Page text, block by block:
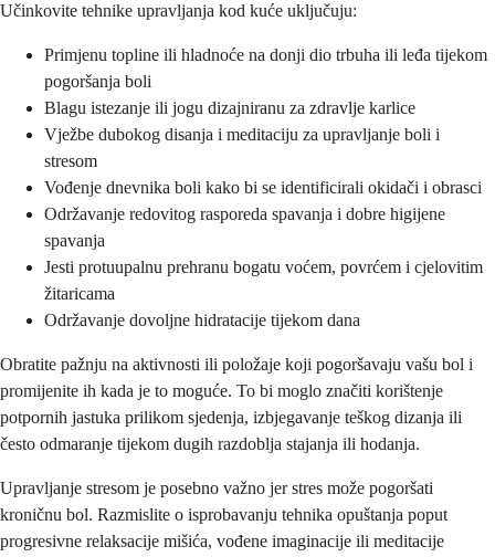
Učinkovite tehnike upravljanja kod kuće uključuju:
Primjenu topline ili hladnoće na donji dio trbuha ili leđa tijekom
pogoršanja boli
Blagu istezanje ili jogu dizajniranu za zdravlje karlice
Vježbe dubokog disanja i meditaciju za upravljanje boli i
stresom
Vođenje dnevnika boli kako bi se identificirali okidači i obrasci
Održavanje redovitog rasporeda spavanja i dobre higijene
spavanja
Jesti protuupalnu prehranu bogatu voćem, povrćem i cjelovitim
žitaricama
Održavanje dovoljne hidratacije tijekom dana
Obratite pažnju na aktivnosti ili položaje koji pogoršavaju vašu bol i
promijenite ih kada je to moguće. To bi moglo značiti korištenje
potpornih jastuka prilikom sjedenja, izbjegavanje teškog dizanja ili
često odmaranje tijekom dugih razdoblja stajanja ili hodanja.
Upravljanje stresom je posebno važno jer stres može pogoršati
kroničnu bol. Razmislite o isprobavanju tehnika opuštanja poput
progresivne relaksacije mišića, vođene imaginacije ili meditacije